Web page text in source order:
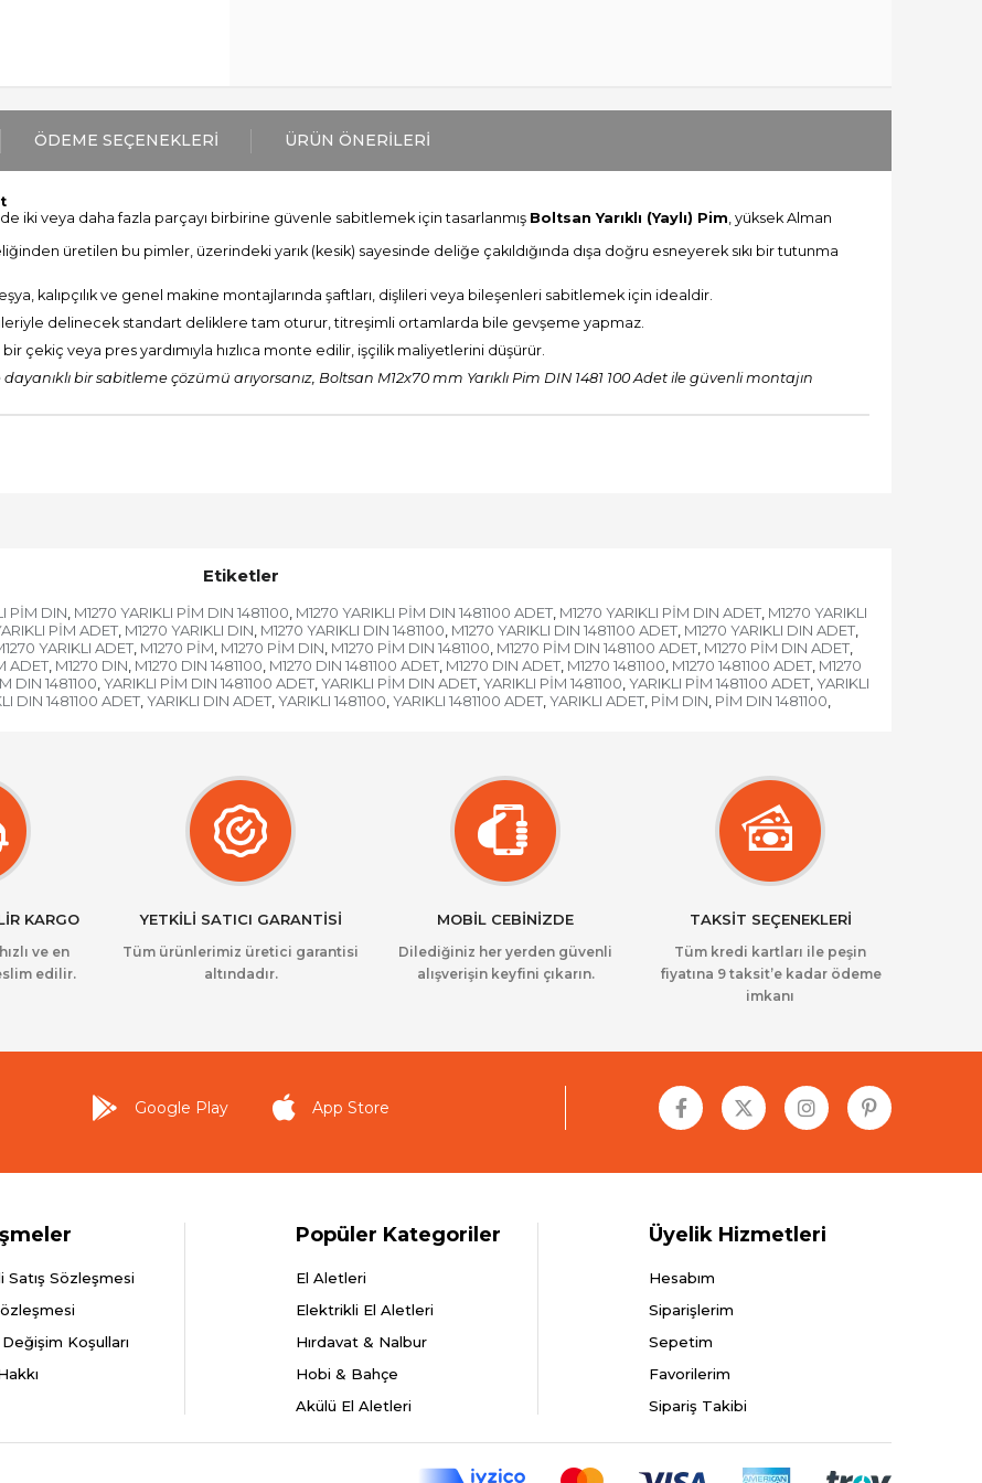
ÖDEME SEÇENEKLERI ÜRÜN ÖNERILERI
iki veya daha fazla parçayı birbirine güvenle sabitlemek için tasarlanmış Boltsan Yarıklı (Yaylı) Pim, yüksek Alman
üretilen bu pimler, üzerindeki yarık (kesik) sayesinde deliğe çakıldığında dışa doğru esneyerek sıkı bir tutunma
kalıpçılık ve genel makine montajlarında şaftları, dişlileri veya bileşenleri sabitlemek için idealdir.
delinecek standart deliklere tam oturur, titreşimli ortamlarda bile gevşeme yapmaz.
çekiç veya pres yardımıyla hızlıca monte edilir, işçilik maliyetlerini düşürür.
bir sabitleme çözümü arıyorsanız, Boltsan M12x70 mm Yarıklı Pim DIN 1481 100 Adet ile güvenli montajın
Etiketler
PİM DIN, M1270 YARIKLI PİM DIN 1481100, M1270 YARIKLI PİM DIN 1481100 ADET, M1270 YARIKLI PİM DIN ADET, M1270 YARIKLI
PİM ADET, M1270 YARIKLI DIN, M1270 YARIKLI DIN 1481100, M1270 YARIKLI DIN 1481100 ADET, M1270 YARIKLI DIN ADET,
YARIKLI ADET, M1270 PİM, M1270 PİM DIN, M1270 PİM DIN 1481100, M1270 PİM DIN 1481100 ADET, M1270 PİM DIN ADET,
ADET, M1270 DIN, M1270 DIN 1481100, M1270 DIN 1481100 ADET, M1270 DIN ADET, M1270 1481100, M1270 1481100 ADET, M1270
DIN 1481100, YARIKLI PİM DIN 1481100 ADET, YARIKLI PİM DIN ADET, YARIKLI PİM 1481100, YARIKLI PİM 1481100 ADET, YARIKLI
DIN 1481100 ADET, YARIKLI DIN ADET, YARIKLI 1481100, YARIKLI 1481100 ADET, YARIKLI ADET, PİM DIN, PİM DIN 1481100,
KARGO
ve en
edilir.
YETKİLİ SATICI GARANTİSİ
Tüm ürünlerimiz üretici garantisi
altındadır.
MOBİL CEBİNİZDE
Dilediğiniz her yerden güvenli
alışverişin keyfini çıkarın.
TAKSİT SEÇENEKLERİ
Tüm kredi kartları ile peşin
fiyatına 9 taksit’e kadar ödeme
imkanı
Google Play App Store
Satış Sözleşmesi
Koşulları
Popüler Kategoriler
El Aletleri
Elektrikli El Aletleri
Hırdavat & Nalbur
Hobi & Bahçe
Akülü El Aletleri
Üyelik Hizmetleri
Hesabım
Siparişlerim
Sepetim
Favorilerim
Sipariş Takibi